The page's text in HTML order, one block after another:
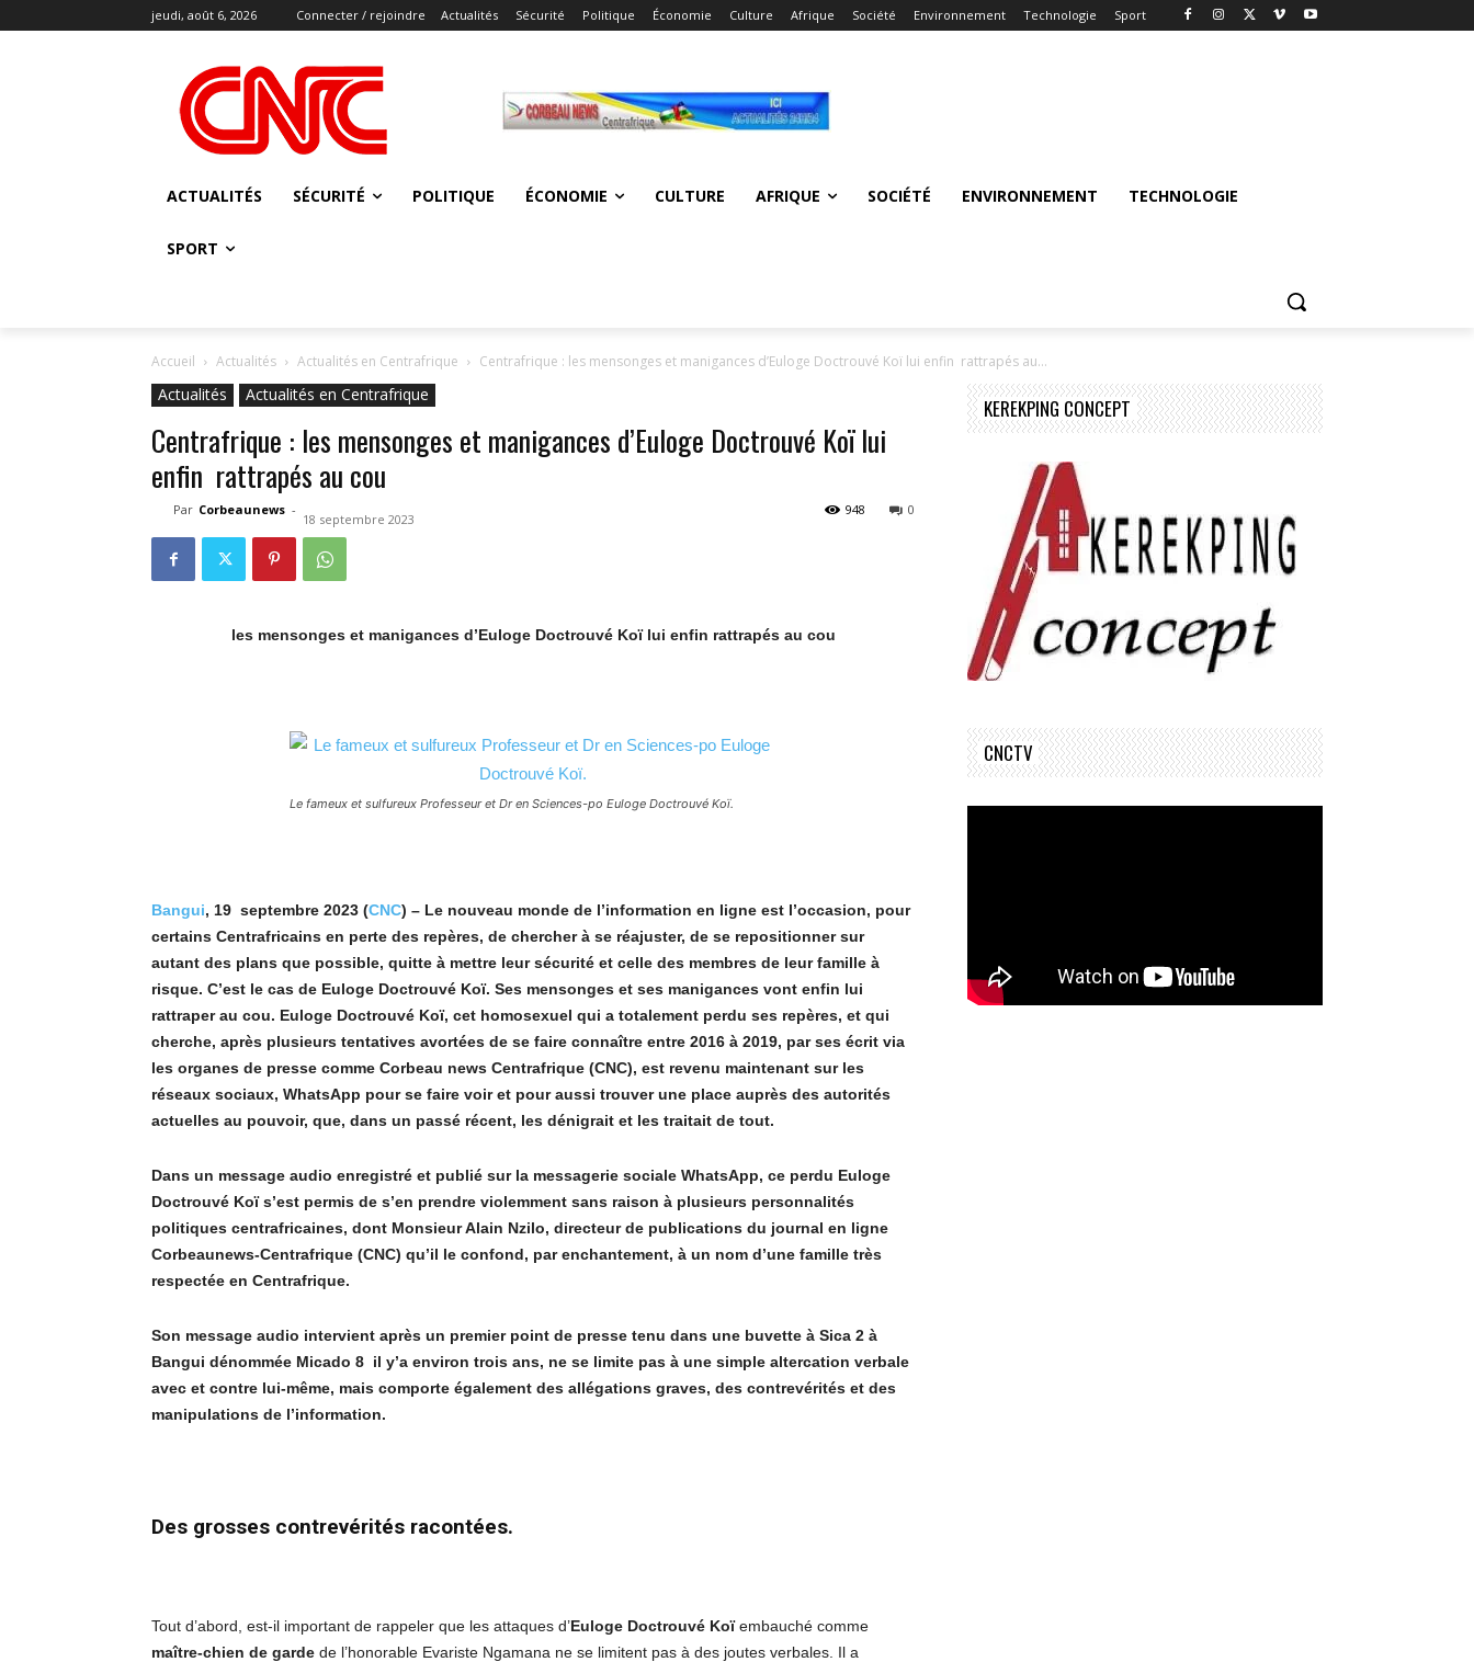
jeudi, août 6, 2026 Connecter / rejoindre Actualités Sécurité Politique Économie Culture Afrique Société Environnement Technologie Sport
ACTUALITÉS SÉCURITÉ POLITIQUE ÉCONOMIE CULTURE AFRIQUE SOCIÉTÉ ENVIRONNEMENT TECHNOLOGIE
SPORT
Accueil Actualités Actualités en Centrafrique Centrafrique : les mensonges et manigances d’Euloge Doctrouvé Koï lui enfin rattrapés au...
Actualités Actualités en Centrafrique
Centrafrique : les mensonges et manigances d’Euloge Doctrouvé Koï lui
enfin rattrapés au cou
Par Corbeaunews -
18 septembre 2023
0
948
les mensonges et manigances d’Euloge Doctrouvé Koï lui enfin rattrapés au cou
Le fameux et sulfureux Professeur et Dr en Sciences-po Euloge Doctrouvé Koï.
Bangui, 19 septembre 2023 (CNC) – Le nouveau monde de l’information en ligne est l’occasion, pour
certains Centrafricains en perte des repères, de chercher à se réajuster, de se repositionner sur
autant des plans que possible, quitte à mettre leur sécurité et celle des membres de leur famille à
risque. C’est le cas de Euloge Doctrouvé Koï. Ses mensonges et ses manigances vont enfin lui
rattraper au cou. Euloge Doctrouvé Koï, cet homosexuel qui a totalement perdu ses repères, et qui
cherche, après plusieurs tentatives avortées de se faire connaître entre 2016 à 2019, par ses écrit via
les organes de presse comme Corbeau news Centrafrique (CNC), est revenu maintenant sur les
réseaux sociaux, WhatsApp pour se faire voir et pour aussi trouver une place auprès des autorités
actuelles au pouvoir, que, dans un passé récent, les dénigrait et les traitait de tout.
Dans un message audio enregistré et publié sur la messagerie sociale WhatsApp, ce perdu Euloge
Doctrouvé Koï s’est permis de s’en prendre violemment sans raison à plusieurs personnalités
politiques centrafricaines, dont Monsieur Alain Nzilo, directeur de publications du journal en ligne
Corbeaunews-Centrafrique (CNC) qu’il le confond, par enchantement, à un nom d’une famille très
respectée en Centrafrique.
Son message audio intervient après un premier point de presse tenu dans une buvette à Sica 2 à
Bangui dénommée Micado 8 il y’a environ trois ans, ne se limite pas à une simple altercation verbale
avec et contre lui-même, mais comporte également des allégations graves, des contrevérités et des
manipulations de l’information.
Des grosses contrevérités racontées.
Tout d’abord, est-il important de rappeler que les attaques d’Euloge Doctrouvé Koïembauché comme
maître-chien de garde de l’honorable Evariste Ngamana ne se limitent pas à des joutes verbales. Il a
KEREKPING CONCEPT
CNCTV